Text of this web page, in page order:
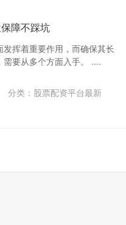
障不踩坑
发挥着重要作用，而确保其长
要从多个方面入手。 ....
分类： 股票配资平台最新